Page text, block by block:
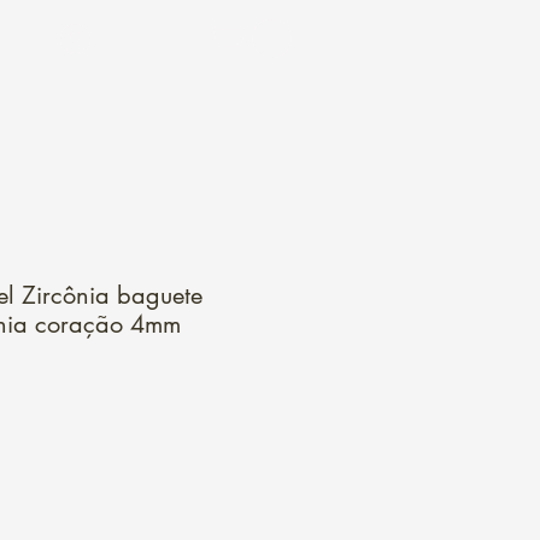
Zircônia baguete
coração 4mm